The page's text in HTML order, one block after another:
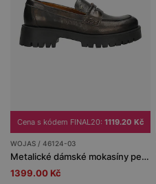
Cena s kódem FINAL20: 1119.20 Kč
WOJAS / 46124-03
Metalické dámské mokasíny penny loafers
1399.00 Kč